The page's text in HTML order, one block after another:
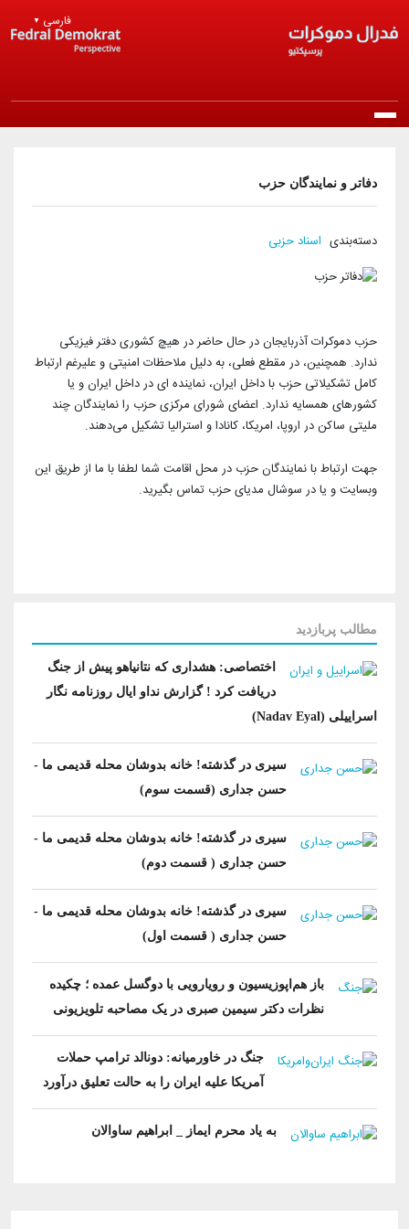
فارسی ▼
اساسنامه
منشور اخلاقی
شبکه های اجتماعی حزب
شعب و نمایندگان
انتشارات
راپورتلار
مقالات و دیدگاه‌ها
ویدئو‌ها
دانلود
اخبار روز
اخبار حزب
عضویت در حزب
آرشیو بیرلیک
تماس با ما
دفاتر و نمایندگان حزب
دسته‌بندی اسناد حزبی
حزب دموکرات آذربایجان در حال حاضر در هیچ کشوری دفتر فیزیکی
ندارد. همچنین، در مقطع فعلی، به دلیل ملاحظات امنیتی و علیرغم ارتباط
کامل تشکیلاتی حزب با داخل ایران، نماینده ای در داخل ایران و یا
کشورهای همسایه ندارد. اعضای شورای مرکزی حزب را نمایندگان چند
ملیتی ساکن در اروپا، امریکا، کانادا و استرالیا تشکیل می‌دهند.
جهت ارتباط با نمایندگان حزب در محل اقامت شما لطفا با ما از طریق این
وبسایت و یا در سوشال مدیای حزب تماس بگیرید.
مطالب پربازدید
اختصاصی: هشداری که نتانیاهو پیش از جنگ
دریافت کرد ! گزارش نداو ایال روزنامه نگار
اسراییلی (Nadav Eyal)
سیری در گذشته! خانه بدوشان محله قدیمی ما -
حسن جداری (قسمت سوم)
سیری در گذشته! خانه بدوشان محله قدیمی ما -
حسن جداری ( قسمت دوم)
سیری در گذشته! خانه بدوشان محله قدیمی ما -
حسن جداری ( قسمت اول)
باز هم‌اپوزیسیون‌ و رویارویی با ‌دو‌گسل عمده ؛ چکیده
نظرات دکتر سیمین صبری در یک مصاحبه تلویزیونی
جنگ در خاورمیانه: دونالد ترامپ حملات
آمریکا علیه ایران را به حالت تعلیق درآورد
به یاد محرم ایماز _ ابراهیم ساوالان